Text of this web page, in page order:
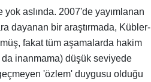
aslında. 2007'de yayımlanan
dayanan bir araştırmada, Kübler-
fakat tüm aşamalarda hakim
inanmama) düşük seviyede
'özlem' duygusu olduğu